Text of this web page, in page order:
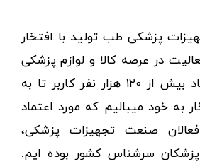
پزشکی طب تولید با افتخار
سال فعالیت در عرصه کالا و لوازم پزشکی
توانسته مورد اعتماد بیش از ۱۲۰ هزار نفر کاربر تا به
به خود میبالیم که مورد اعتماد
صنعت تجهیزات پزشکی،
سرشناس کشور بوده ایم.